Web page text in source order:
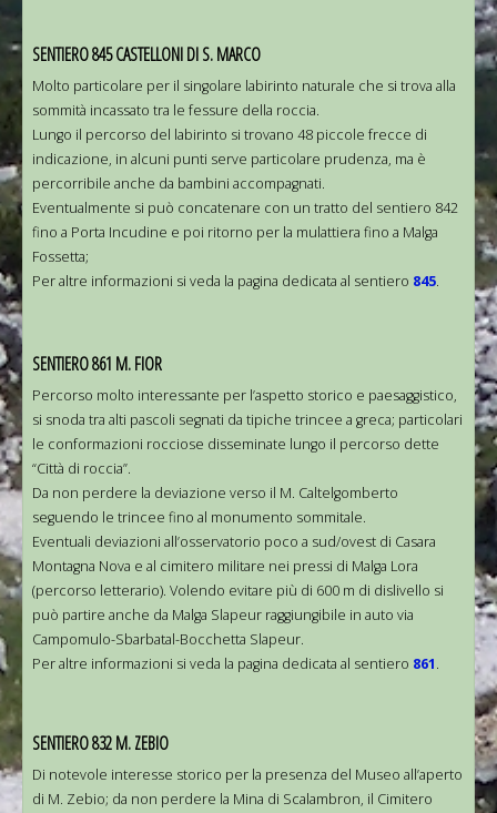
SENTIERO 845 CASTELLONI DI S. MARCO
Molto particolare per il singolare labirinto naturale che si trova alla
sommità incassato tra le fessure della roccia.
Lungo il percorso del labirinto si trovano 48 piccole frecce di
indicazione, in alcuni punti serve particolare prudenza, ma è
percorribile anche da bambini accompagnati.
Eventualmente si può concatenare con un tratto del sentiero 842
fino a Porta Incudine e poi ritorno per la mulattiera fino a Malga
Fossetta;
Per altre informazioni si veda la pagina dedicata al sentiero 845.
SENTIERO 861 M. FIOR
Percorso molto interessante per l’aspetto storico e paesaggistico,
si snoda tra alti pascoli segnati da tipiche trincee a greca; particolari
le conformazioni rocciose disseminate lungo il percorso dette
“Città di roccia”.
Da non perdere la deviazione verso il M. Caltelgomberto
seguendo le trincee fino al monumento sommitale.
Eventuali deviazioni all’osservatorio poco a sud/ovest di Casara
Montagna Nova e al cimitero militare nei pressi di Malga Lora
(percorso letterario). Volendo evitare più di 600 m di dislivello si
può partire anche da Malga Slapeur raggiungibile in auto via
Campomulo-Sbarbatal-Bocchetta Slapeur.
Per altre informazioni si veda la pagina dedicata al sentiero 861.
SENTIERO 832 M. ZEBIO
Di notevole interesse storico per la presenza del Museo all’aperto
di M. Zebio; da non perdere la Mina di Scalambron, il Cimitero